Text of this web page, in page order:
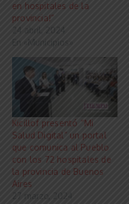
en hospitales de la
provincia!”
24 abril, 2024
En «Municipios»
Kicillof presentó “Mi
Salud Digital” un portal
que comunica al Pueblo
con los 72 hospitales de
la provincia de Buenos
Aires
27 marzo, 2024